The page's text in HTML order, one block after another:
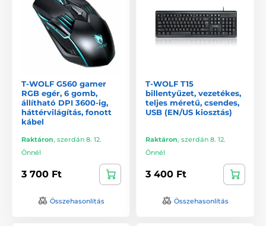
T-WOLF G560 gamer
RGB egér, 6 gomb,
állítható DPI 3600-ig,
háttérvilágítás, fonott
kábel
Raktáron, szerdán 8. 12.
Önnél
3 700 Ft
Összehasonlítás
T-WOLF T15
billentyűzet, vezetékes,
teljes méretű, csendes,
USB (EN/US kiosztás)
Raktáron, szerdán 8. 12.
Önnél
3 400 Ft
Összehasonlítás